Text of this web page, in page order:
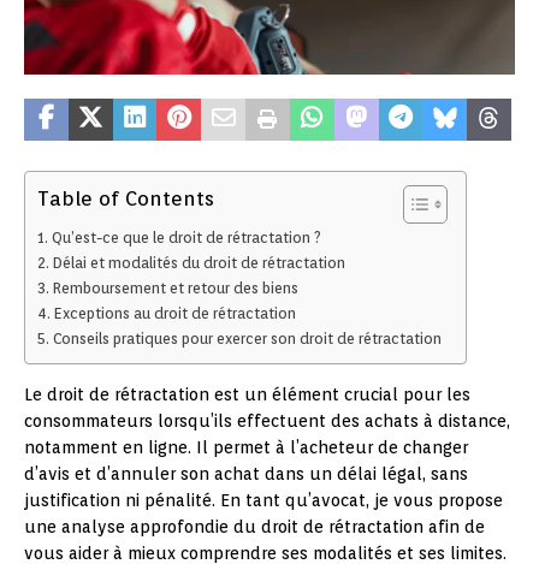
Table of Contents
Qu’est-ce que le droit de rétractation ?
Délai et modalités du droit de rétractation
Remboursement et retour des biens
Exceptions au droit de rétractation
Conseils pratiques pour exercer son droit de rétractation
Le droit de rétractation est un élément crucial pour les
consommateurs lorsqu’ils effectuent des achats à distance,
notamment en ligne. Il permet à l’acheteur de changer
d’avis et d’annuler son achat dans un délai légal, sans
justification ni pénalité. En tant qu’avocat, je vous propose
une analyse approfondie du droit de rétractation afin de
vous aider à mieux comprendre ses modalités et ses limites.